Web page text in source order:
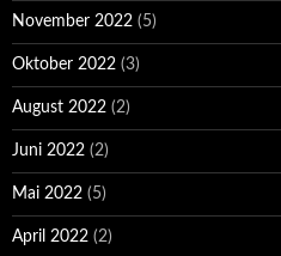
November 2022 (5)
Oktober 2022 (3)
August 2022 (2)
Juni 2022 (2)
Mai 2022 (5)
April 2022 (2)